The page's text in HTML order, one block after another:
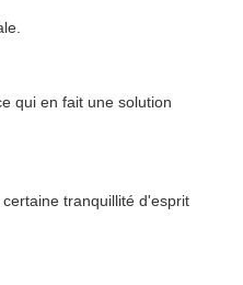
qui en fait une solution
tranquillité d'esprit